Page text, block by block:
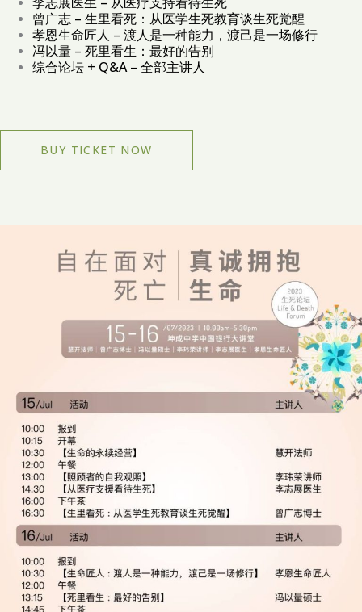
曾广志 – 生里看死：从医学生死教育谈生死觉醒
孝恩生命匠人 – 渡人是一种能力，渡己是一场修行
冯以量 – 死里看生：最好的告别
综合论坛 + Q&A – 全部主讲人
BUY TICKET NOW